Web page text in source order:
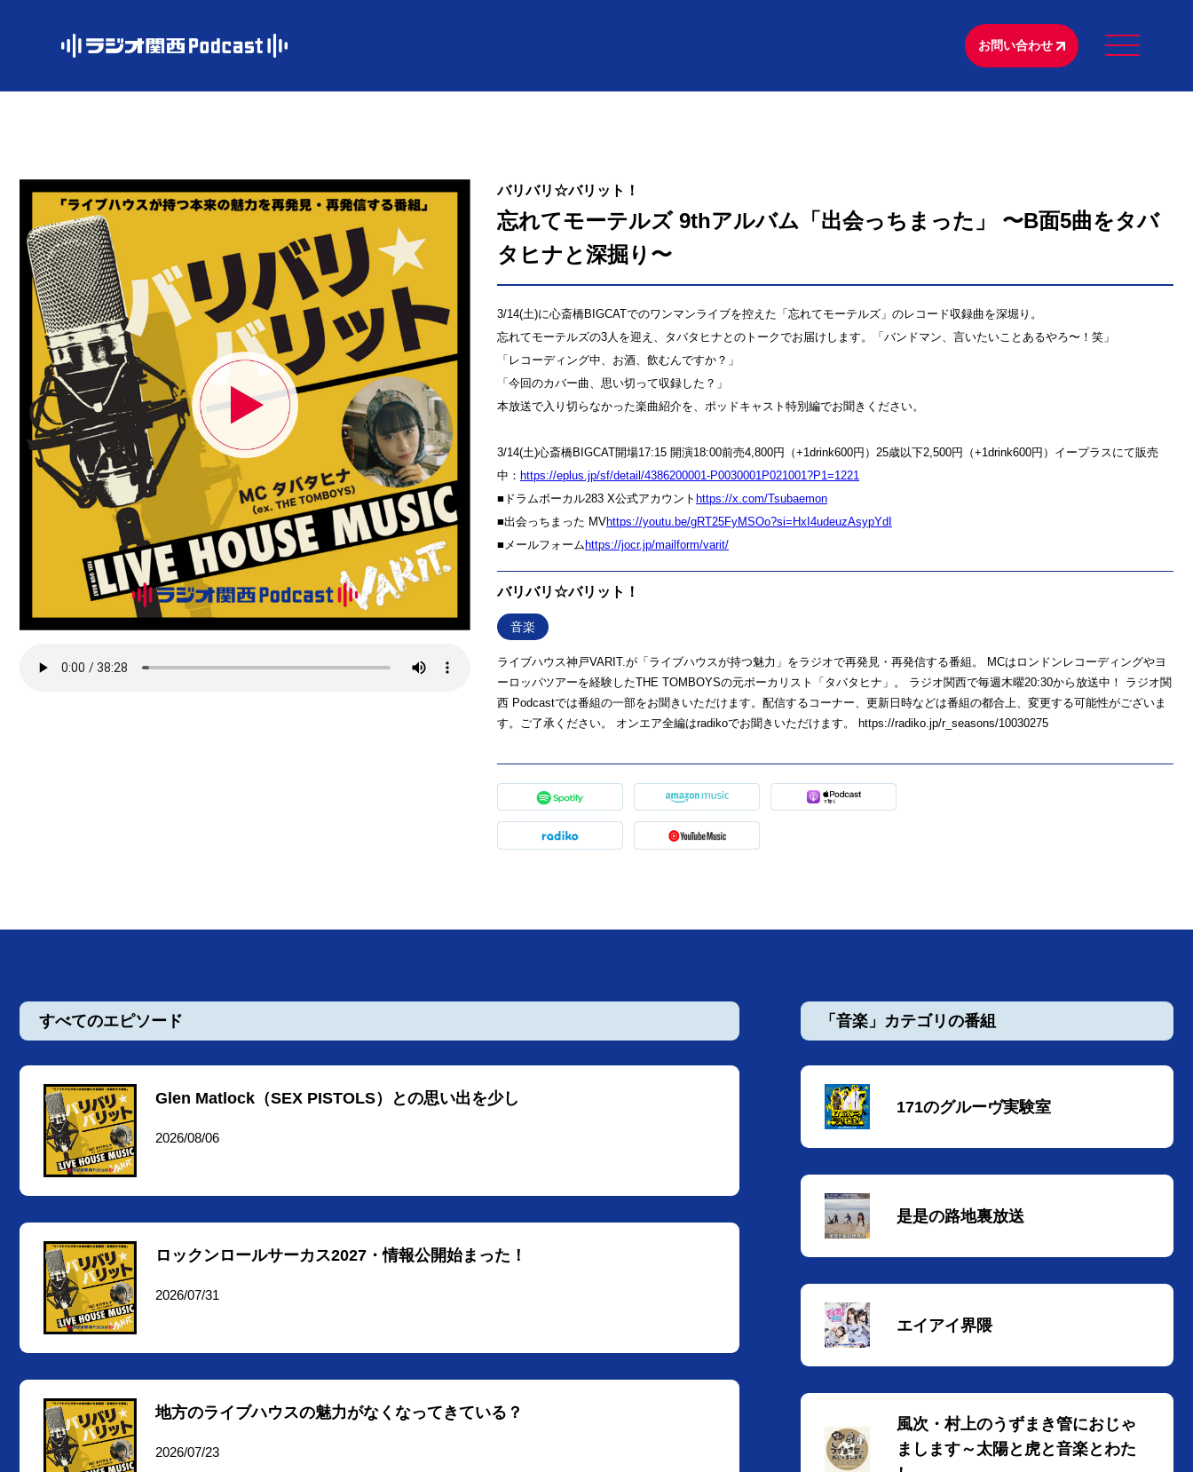
お問い合わせ
バリバリ☆バリット！
忘れてモーテルズ 9thアルバム「出会っちまった」 〜B面5曲をタバ
タヒナと深掘り〜
3/14(土)に心斎橋BIGCATでのワンマンライブを控えた「忘れてモーテルズ」のレコード収録曲を深堀り。
忘れてモーテルズの3人を迎え、タバタヒナとのトークでお届けします。「バンドマン、言いたいことあるやろ〜！笑」
「レコーディング中、お酒、飲むんですか？」
「今回のカバー曲、思い切って収録した？」
本放送で入り切らなかった楽曲紹介を、ポッドキャスト特別編でお聞きください。
3/14(土)心斎橋BIGCAT開場17:15 開演18:00前売4,800円（+1drink600円）25歳以下2,500円（+1drink600円）イープラスにて販売
中： https://eplus.jp/sf/detail/4386200001-P0030001P021001?P1=1221
■ドラムボーカル283 X公式アカウント https://x.com/Tsubaemon
■出会っちまった MVhttps://youtu.be/gRT25FyMSOo?si=HxI4udeuzAsypYdI
■メールフォーム ⁠https://jocr.jp/mailform/varit/⁠
バリバリ☆バリット！
音楽
ライブハウス神戸VARIT.が「ライブハウスが持つ魅力」をラジオで再発見・再発信する番組。 MCはロンドンレコーディングやヨ
ーロッパツアーを経験したTHE TOMBOYSの元ボーカリスト「タバタヒナ」。 ラジオ関西で毎週木曜20:30から放送中！ ラジオ関
西 Podcastでは番組の一部をお聞きいただけます。配信するコーナー、更新日時などは番組の都合上、変更する可能性がございま
す。ご了承ください。 オンエア全編はradikoでお聞きいただけます。 https://radiko.jp/r_seasons/10030275
すべてのエピソード
Glen Matlock（SEX PISTOLS）との思い出を少し
2026/08/06
ロックンロールサーカス2027・情報公開始まった！
2026/07/31
地方のライブハウスの魅力がなくなってきている？
2026/07/23
「音楽」カテゴリの番組
171のグルーヴ実験室
是是の路地裏放送
エイアイ界隈
風次・村上のうずまき管におじゃ
まします～太陽と虎と音楽とわた